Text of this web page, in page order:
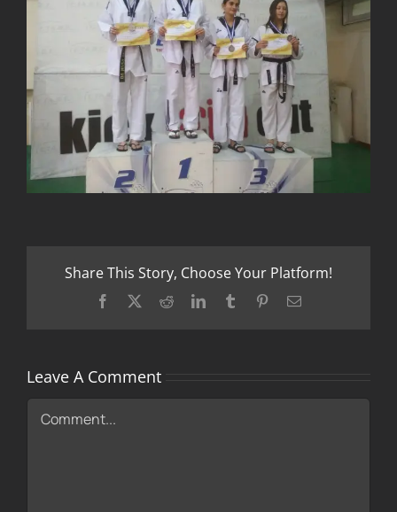
Share This Story, Choose Your Platform!
Facebook RedditLinkedInTumblr PinterestEmail
Leave A Comment
Comment